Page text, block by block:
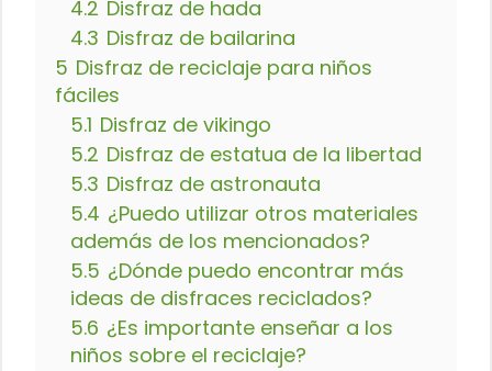
4.2 Disfraz de hada
4.3 Disfraz de bailarina
5 Disfraz de reciclaje para niños
fáciles
5.1 Disfraz de vikingo
5.2 Disfraz de estatua de la libertad
5.3 Disfraz de astronauta
5.4 ¿Puedo utilizar otros materiales
además de los mencionados?
5.5 ¿Dónde puedo encontrar más
ideas de disfraces reciclados?
5.6 ¿Es importante enseñar a los
niños sobre el reciclaje?